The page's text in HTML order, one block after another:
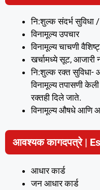
नि:शुल्क संदर्भ सुविधा
विनामूल्य उपचार
विनामूल्य चाचणी
खर्चामध्ये सूट, आजारी
नि:शुल्क रक्त सुविधा-
विनामूल्य तपासणी
रक्तही दिले जाते.
विनामूल्य औषधे आणि
आवश्यक कागदपत्रे |
आधार कार्ड
जन आधार कार्ड